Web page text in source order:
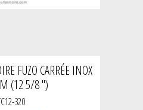
FUZO CARRÉE INOX
(12 5/8 ")
320